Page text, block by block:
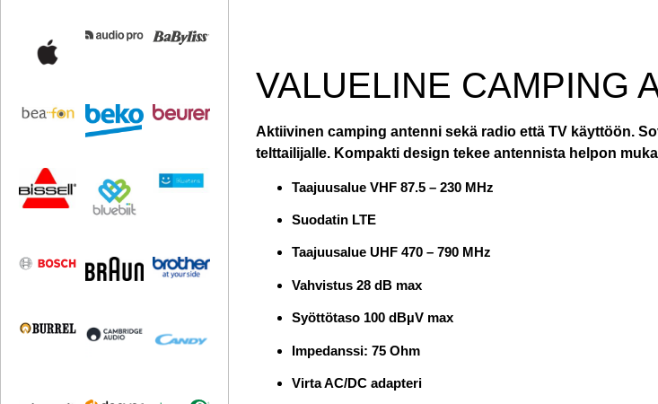
VALUELINE CAMPING
Aktiivinen camping antenni sekä radio että TV käyttöön.
telttailijalle. Kompakti design tekee antennista helpon
Taajuusalue VHF 87.5 – 230 MHz
Suodatin LTE
Taajuusalue UHF 470 – 790 MHz
Vahvistus 28 dB max
Syöttötaso 100 dBµV max
Impedanssi: 75 Ohm
Virta AC/DC adapteri